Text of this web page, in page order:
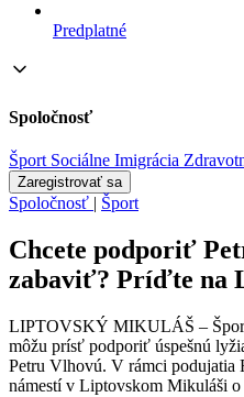
Predplatné
Spoločnosť
Šport Sociálne Imigrácia
Zaregistrovať sa
Spoločnosť | Šport
Chcete podporiť
zabaviť? Príďte na
LIPTOVSKÝ MIKULÁŠ –
môžu prísť podporiť úspešnú
Petru Vlhovú. V rámci podujatia
námestí v Liptovskom Mikuláši o